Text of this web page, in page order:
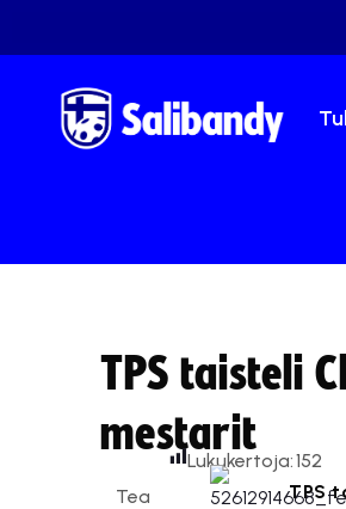
TPS taisteli
mestarit
Tea
Lukukertoja:152
TPS